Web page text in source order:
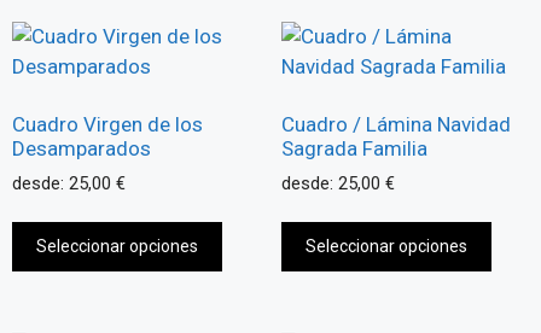
Cuadro Virgen de los
Desamparados
desde: 25,00 €
Seleccionar opciones
Cuadro / Lámina Navidad
Sagrada Familia
desde: 25,00 €
Seleccionar opciones